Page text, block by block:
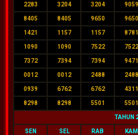
2283 3204 3204 9059
8405 8405 9650 9650
1421 1157 1157 8781
1090 1090 7522 7522
7372 7394 7394 9471
0012 0012 2488 2488
0939 6762 6762 4311
8298 8298 5501 5501
TAHUN
SEN SEL RAB KAM